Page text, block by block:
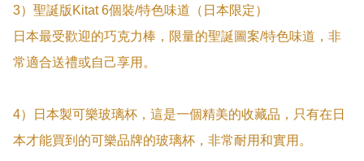
3）聖誕版Kitat 6個裝/特色味道（日本限定）
日本最受歡迎的巧克力棒，限量的聖誕圖案/特色味道，非
常適合送禮或自己享用。
4）日本製可樂玻璃杯，這是一個精美的收藏品，只有在日
本才能買到的可樂品牌的玻璃杯，非常耐用和實用。